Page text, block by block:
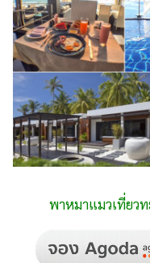
พาหมาแมวเที่ยว